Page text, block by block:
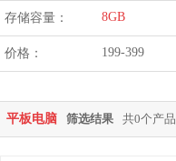
存储容量： 8GB
价格： 199-399
平板电脑 筛选结果 共0个产品